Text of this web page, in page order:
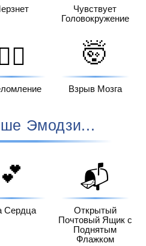
Чувствует
Головокружение
😵‍💫 🤯
Взрыв Мозга
Эмодзи...
💕
Сердца
📬
Открытый
Почтовый Ящик с
Поднятым
Флажком